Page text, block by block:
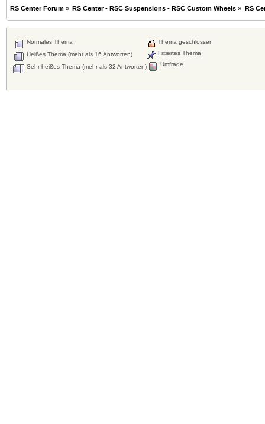
RS Center Forum » RS Center - RSC Suspensions - RSC Custom Wheels » RS
Normales Thema
Heißes Thema (mehr als 16 Antworten)
Sehr heißes Thema (mehr als 32 Antworten)
Thema geschlossen
Fixiertes Thema
Umfrage